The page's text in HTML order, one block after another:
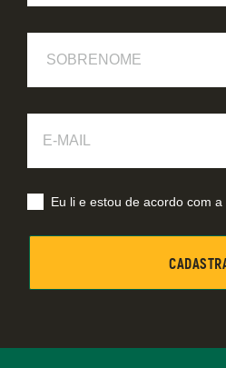
Mail
Eu li e estou de acordo com a